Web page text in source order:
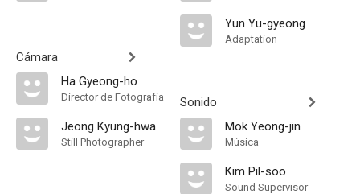
Cámara
Ha Gyeong-ho
Director de Fotografía
Jeong Kyung-hwa
Still Photographer
Yun Yu-gyeong
Adaptation
Sonido
Mok Yeong-jin
Música
Kim Pil-soo
Sound Supervisor